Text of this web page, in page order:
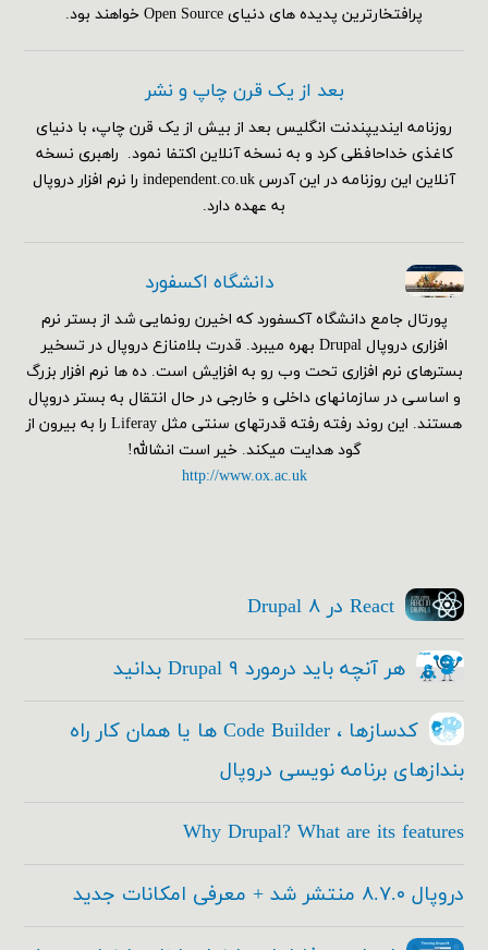
پرافتخارترین پدیده های دنیای Open Source خواهند بود.
بعد از یک قرن چاپ و نشر
روزنامه ایندیپندنت انگلیس بعد از بیش از یک قرن چاپ، با دنیای
کاغذی خداحافظی کرد و به نسخه آنلاین اکتفا نمود. راهبری نسخه
آنلاین این روزنامه در این آدرس independent.co.uk را نرم افزار دروپال
به عهده دارد.
دانشگاه اکسفورد
پورتال جامع دانشگاه آکسفورد که اخیرن رونمایی شد از بستر نرم
افزاری دروپال Drupal بهره میبرد. قدرت بلامنازع دروپال در تسخیر
بسترهای نرم افزاری تحت وب رو به افزایش است. ده ها نرم افزار بزرگ
و اساسی در سازمانهای داخلی و خارجی در حال انتقال به بستر دروپال
هستند. این روند رفته رفته قدرتهای سنتی مثل Liferay را به بیرون از
گود هدایت میکند. خیر است انشالله!
http://www.ox.ac.uk
React در Drupal ۸
هر آنچه باید درمورد Drupal ۹ بدانید
کدسازها ، Code Builder ها یا همان کار راه
بندازهای برنامه نویسی دروپال
Why Drupal? What are its features
دروپال ۸.۷.۰ منتشر شد + معرفی امکانات جدید